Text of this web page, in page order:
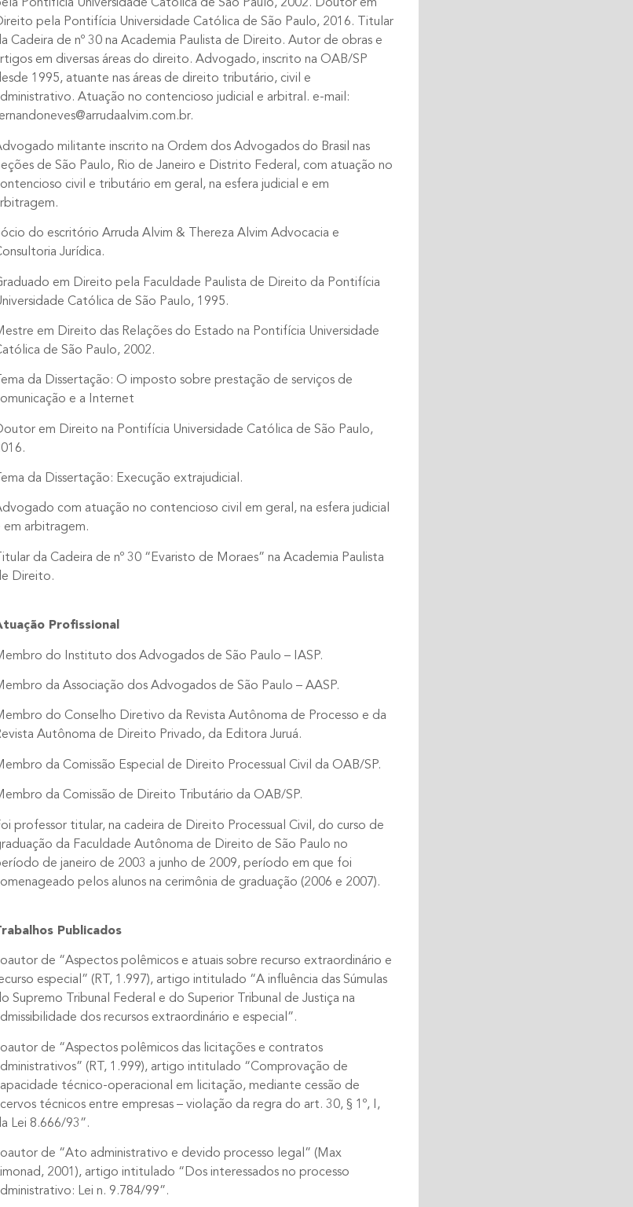
Pontifícia Universidade Católica de São Paulo, 2002. Doutor em
pela Pontifícia Universidade Católica de São Paulo, 2016. Titular
Cadeira de nº 30 na Academia Paulista de Direito. Autor de obras e
em diversas áreas do direito. Advogado, inscrito na OAB/SP
1995, atuante nas áreas de direito tributário, civil e
Atuação no contencioso judicial e arbitral. e-mail:
militante inscrito na Ordem dos Advogados do Brasil nas
de São Paulo, Rio de Janeiro e Distrito Federal, com atuação no
civil e tributário em geral, na esfera judicial e em
do escritório Arruda Alvim & Thereza Alvim Advocacia e
Jurídica.
em Direito pela Faculdade Paulista de Direito da Pontifícia
Católica de São Paulo, 1995.
em Direito das Relações do Estado na Pontifícia Universidade
de São Paulo, 2002.
da Dissertação: O imposto sobre prestação de serviços de
e a Internet
em Direito na Pontifícia Universidade Católica de São Paulo,
Tema da Dissertação: Execução extrajudicial.
com atuação no contencioso civil em geral, na esfera judicial
em arbitragem.
Titular da Cadeira de nº 30 “Evaristo de Moraes” na Academia Paulista
Direito.
Profissional
do Instituto dos Advogados de São Paulo – IASP.
da Associação dos Advogados de São Paulo – AASP.
do Conselho Diretivo da Revista Autônoma de Processo e da
Autônoma de Direito Privado, da Editora Juruá.
da Comissão Especial de Direito Processual Civil da OAB/SP.
da Comissão de Direito Tributário da OAB/SP.
professor titular, na cadeira de Direito Processual Civil, do curso de
da Faculdade Autônoma de Direito de São Paulo no
de janeiro de 2003 a junho de 2009, período em que foi
pelos alunos na cerimônia de graduação (2006 e 2007).
Publicados
de “Aspectos polêmicos e atuais sobre recurso extraordinário e
especial” (RT, 1.997), artigo intitulado “A influência das Súmulas
Supremo Tribunal Federal e do Superior Tribunal de Justiça na
dos recursos extraordinário e especial”.
de “Aspectos polêmicos das licitações e contratos
(RT, 1.999), artigo intitulado “Comprovação de
técnico-operacional em licitação, mediante cessão de
técnicos entre empresas – violação da regra do art. 30, § 1º, I,
Lei 8.666/93”.
de “Ato administrativo e devido processo legal” (Max
2001), artigo intitulado “Dos interessados no processo
Lei n. 9.784/99”.